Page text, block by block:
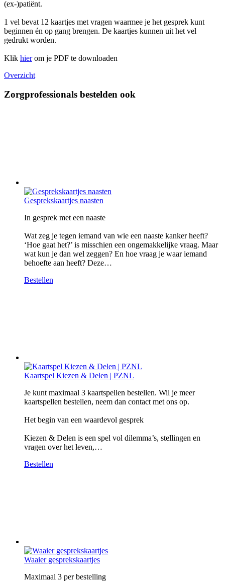
(ex-)patiënt.
1 vel bevat 12 kaartjes met vragen waarmee je het gesprek kunt
beginnen én op gang brengen. De kaartjes kunnen uit het vel
gedrukt worden.
Klik hierom je PDF te downloaden
Overzicht
Zorgprofessionals bestelden ook
Gesprekskaartjes naasten
In gesprek met een naaste
Wat zeg je tegen iemand van wie een naaste kanker heeft?
‘Hoe gaat het?’ is misschien een ongemakkelijke vraag. Maar
wat kun je dan wel zeggen? En hoe vraag je waar iemand
behoefte aan heeft? Deze…
Bestellen
Kaartspel Kiezen & Delen | PZNL
Je kunt maximaal 3 kaartspellen bestellen. Wil je meer
kaartspellen bestellen, neem dan contact met ons op.
Het begin van een waardevol gesprek
Kiezen & Delen is een spel vol dilemma’s, stellingen en
vragen over het leven,…
Bestellen
Waaier gesprekskaartjes
Maximaal 3 per bestelling